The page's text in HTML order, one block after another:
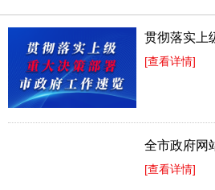
[查看详情]
全市政府网
[查看详情]